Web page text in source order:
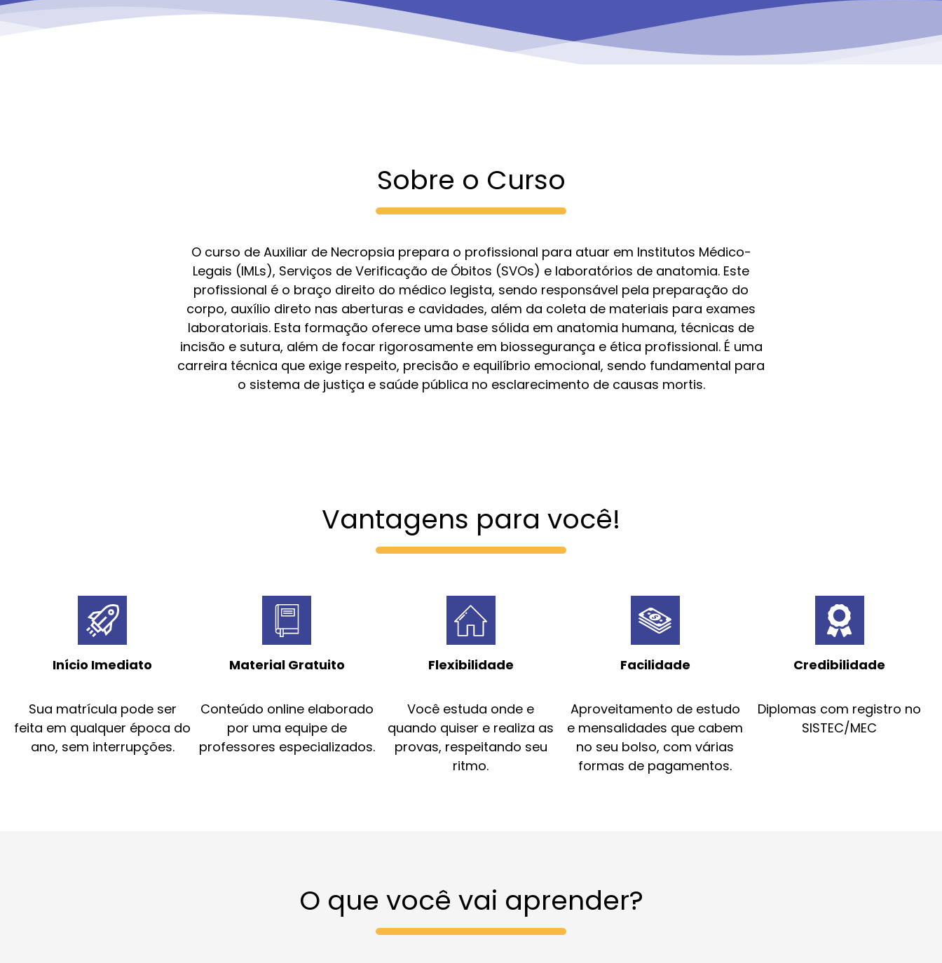
Sobre o Curso
O curso de Auxiliar de Necropsia prepara o profissional para atuar em Institutos Médico-
Legais (IMLs), Serviços de Verificação de Óbitos (SVOs) e laboratórios de anatomia. Este
profissional é o braço direito do médico legista, sendo responsável pela preparação do
corpo, auxílio direto nas aberturas e cavidades, além da coleta de materiais para exames
laboratoriais. Esta formação oferece uma base sólida em anatomia humana, técnicas de
incisão e sutura, além de focar rigorosamente em biossegurança e ética profissional. É uma
carreira técnica que exige respeito, precisão e equilíbrio emocional, sendo fundamental para
o sistema de justiça e saúde pública no esclarecimento de causas mortis.
Vantagens para você!
Início Imediato
Sua matrícula pode ser
feita em qualquer época do
ano, sem interrupções.
Material Gratuito
Conteúdo online elaborado
por uma equipe de
professores especializados.
Flexibilidade
Você estuda onde e
quando quiser e realiza as
provas, respeitando seu
ritmo.
Facilidade
Aproveitamento de estudo
e mensalidades que cabem
no seu bolso, com várias
formas de pagamentos.
Credibilidade
Diplomas com registro no
SISTEC/MEC
O que você vai aprender?